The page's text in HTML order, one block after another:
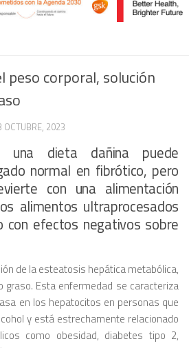
peso corporal, solución
OCTUBRE, 2023
una dieta dañina puede
normal en fibrótico, pero
con una alimentación
alimentos ultraprocesados
con efectos negativos sobre
de la esteatosis hepática metabólica,
graso. Esta enfermedad se caracteriza
en los hepatocitos en personas que
y está estrechamente relacionado
como obesidad, diabetes tipo 2,